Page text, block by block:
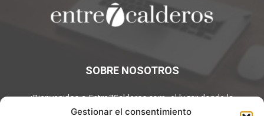
Gestionar el consentimiento
SOBRE NOSOTROS
¡Bienvenidos a Entre7Calderos.com, el lugar donde la
gastronomía y la cultura culinaria se encuentran! Sumérgete en